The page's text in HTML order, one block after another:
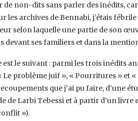
de non-dits sans parler des inédits,
les archives de Bennabi, j’étais
selon ‎laquelle une partie de son
devant ses familiers et dans la
le suivant : parmi les trois inédits
problème juif », « Pourritures » et «
que j’ai pu ‎faire, d’une
de ‎Larbi Tebessi et à partir d’un
»).